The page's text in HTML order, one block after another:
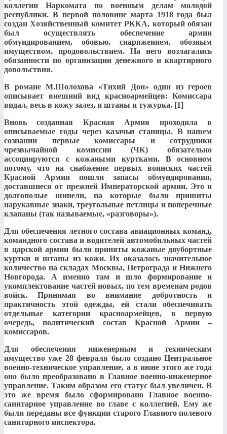
коллегии Наркомата по военным делам молодой
республики. В первой половине марта 1918 года был
создан Хозяйственный комитет РККА, который обязан
был осуществлять обеспечение армии
обмундированием, обовью, снаряжением, обозным
имуществом, продовольствием. На него возлагались
обязанности по организации денежного и квартирного
довольствия.
В романе М.Шолохова «Тихий Дон» один из героев
описывает внешний вид красноармейцев: Комиссара
видал, весь в кожу залез, и штаны и тужурка. [1]
Вновь созданная Красная Армия проходила в
описываемые годы через казачьи станицы. В нашем
сознании первые комиссары и сотрудники
чрезвычайной комиссии (ЧК) обязательно
ассоциируются с кожаными куртками. В основном
потому, что на снабжение первых воинских частей
Красной Армии пошли запасы обмундирования,
доставшиеся от прежней Императорской армии. Это и
долгополые шинели, на которые были пришиты
нарукавные знаки, треугольные петлицы и поперечные
клапаны (так называемые, «разговоры»).
Для обеспечения летного состава авиационных команд,
командного состава и водителей автомобильных частей
в царской армии были приняты кожаные двубортные
куртки и штаны из кожи. Их оказалось значительное
количество на складах Москвы, Петрограда и Нижнего
Новгорода. А именно там и шло формирование и
укомплектование частей новых, по тем временам родов
войск. Принимая во внимание добротность и
практичность этой одежды, ей стали обеспечивать
отдельные категории красноармейцев, в первую
очередь, политический состав Красной Армии –
комиссаров.
Для обеспечения инженерным и техническим
имущество уже 28 февраля было создано Центральное
военно-техническое управление, а в июне этого же года
оно было преобразовано в Главное военно-инженерное
управление. Таким образом его статус был увеличен. В
это же время было сформировано Главное военно-
санитарное управление во главе с коллегией. Ему же
были переданы все функции старого Главного полевого
санитарного инспектора.